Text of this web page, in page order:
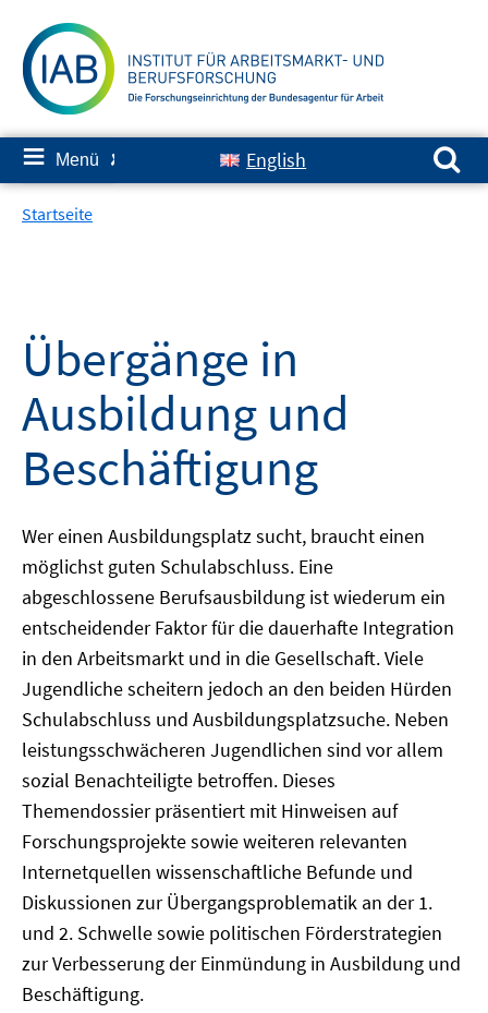
zum
Inhalt
≡ Menü ✘ English
Suchen nach:
Startseite
Übergänge in
Ausbildung und
Beschäftigung
Wer einen Ausbildungsplatz sucht, braucht einen
möglichst guten Schulabschluss. Eine
abgeschlossene Berufsausbildung ist wiederum ein
entscheidender Faktor für die dauerhafte Integration
in den Arbeitsmarkt und in die Gesellschaft. Viele
Jugendliche scheitern jedoch an den beiden Hürden
Schulabschluss und Ausbildungsplatzsuche. Neben
leistungsschwächeren Jugendlichen sind vor allem
sozial Benachteiligte betroffen. Dieses
Themendossier präsentiert mit Hinweisen auf
Forschungsprojekte sowie weiteren relevanten
Internetquellen wissenschaftliche Befunde und
Diskussionen zur Übergangsproblematik an der 1.
und 2. Schwelle sowie politischen Förderstrategien
zur Verbesserung der Einmündung in Ausbildung und
Beschäftigung.